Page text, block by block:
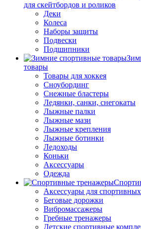
для скейтбордов и роликов
Деки
Колеса
Наборы защиты
Подвески
Подшипники
товары
Товары для хоккея
Сноубординг
Снежные бластеры
Ледянки, санки, снегокаты
Лыжные палки
Лыжные мази
Лыжные крепления
Лыжные ботинки
Ледоходы
Коньки
Аксессуары
Одежда
Аксессуары для
Беговые дорожки
Вибромассажеры
Гребные тренажеры
Детские спортивные